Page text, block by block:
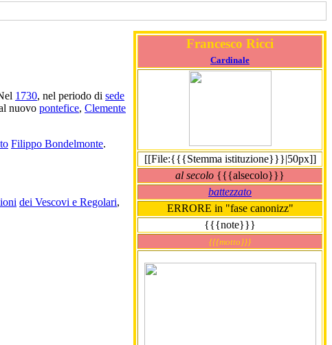
Francesco Ricci
Cardinale
[[File:{{{Stemma istituzione}}}|50px]]
al secolo {{{alsecolo}}}
battezzato
ERRORE in "fase canonizz"
{{{note}}}
{{{motto}}}
1730, nel periodo di sede
nuovo pontefice, Clemente
Filippo Bondelmonte.
dei Vescovi e Regolari,